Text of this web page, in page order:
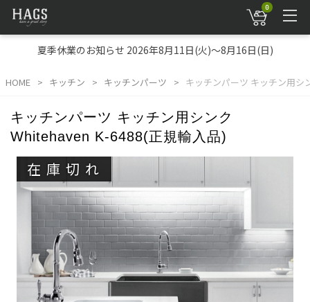
0
夏季休業のお知らせ 2026年8月11日(火)～8月16日(日)
HOME キッチン キッチンパーツ キッチンパーツ キッチン用シ
キッチンパーツ キッチン用シンク
Whitehaven K-6488(正規輸入品)
在庫切れ